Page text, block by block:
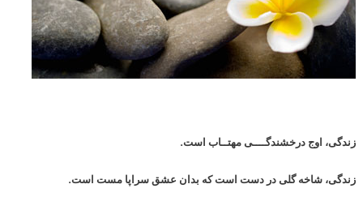
زندگی، اوج درخشندگــــی مهتــاب است.
زندگی، شاخه گلی در دست است که بدان عشق سراپا مست است.